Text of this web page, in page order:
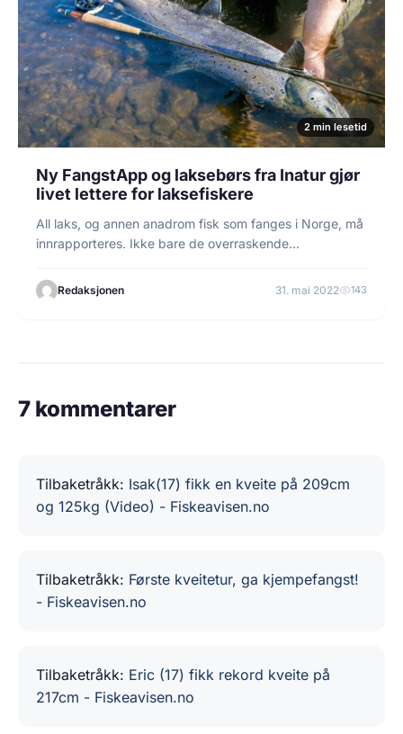
2 min lesetid
Ny FangstApp og laksebørs fra Inatur gjør
livet lettere for laksefiskere
All laks, og annen anadrom fisk som fanges i Norge, må
innrapporteres. Ikke bare de overraskende…
Redaksjonen 31. mai 2022 143
7 kommentarer
Tilbaketråkk: Isak(17) fikk en kveite på 209cm
og 125kg (Video) - Fiskeavisen.no
Tilbaketråkk: Første kveitetur, ga kjempefangst!
- Fiskeavisen.no
Tilbaketråkk: Eric (17) fikk rekord kveite på
217cm - Fiskeavisen.no